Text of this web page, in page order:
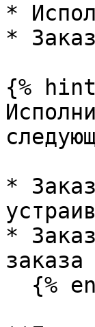
*
*
{%
*
*